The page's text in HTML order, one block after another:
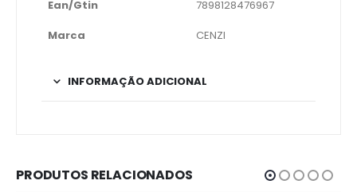
Ean/Gtin
7898128476967
Marca
CENZI
INFORMAÇÃO ADICIONAL
PRODUTOS RELACIONADOS